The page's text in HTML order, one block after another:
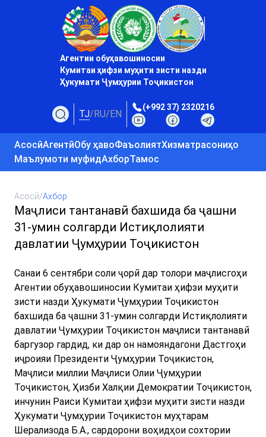
Агентии обуҳавошиносии
Кумитаи ҳифзи муҳити зисти назди
Ҳукумати Ҷумҳурии Тоҷикистон
TJ/RU/EN
(+992 37) 2320216
АсосӣАгентӣОбу ҳавоФаъолиятХизматрасониҳо
Маълумоти муфидАхборТамос
Асосӣ/Ахбор
Маҷлиси тантанавӣ бахшида ба ҷашни
31-умин солгарди Истиқлолияти
давлатии Ҷумҳурии Тоҷикистон
Санаи 6 сентябри соли ҷорӣ дар толори маҷлисгоҳи
Агентии обуҳавошиносии Кумитаи ҳифзи муҳити
зисти назди Ҳукумати Ҷумҳурии Тоҷикистон
бахшида ба ҷашни 31-умин солгарди Истиқлолияти
давлатии Ҷумҳурии Тоҷикистон маҷлиси тантанавӣ
баргузор гардид, ки дар он намояндагони Дастгоҳи
иҷроияи Президенти Ҷумҳурии Тоҷикистон,
Маҷлиси миллии Маҷлиси Олии Ҷумҳурии
Тоҷикистон, Ҳизби Халқии Демократии Тоҷикистон,
инчунин Раиси Кумитаи ҳифзи муҳити зисти назди
Ҳукумати Ҷумҳурии Тоҷикистон муҳтарам
Шерализода Б.А., сардорони воҳидҳои сохтории